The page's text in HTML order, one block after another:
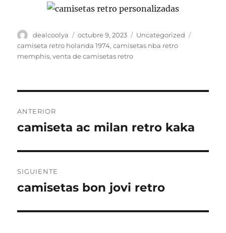
Autor
dealcoolya
Publicado
el
octubre 9, 2023 Categorías
Uncategorized
camiseta retro holanda 1974,camisetas nba retro
memphis,venta de camisetas retro
de
ANTERIOR
Entrada
camiseta ac milan retro kaka
SIGUIENTE
Entrada
camisetas bon jovi retro